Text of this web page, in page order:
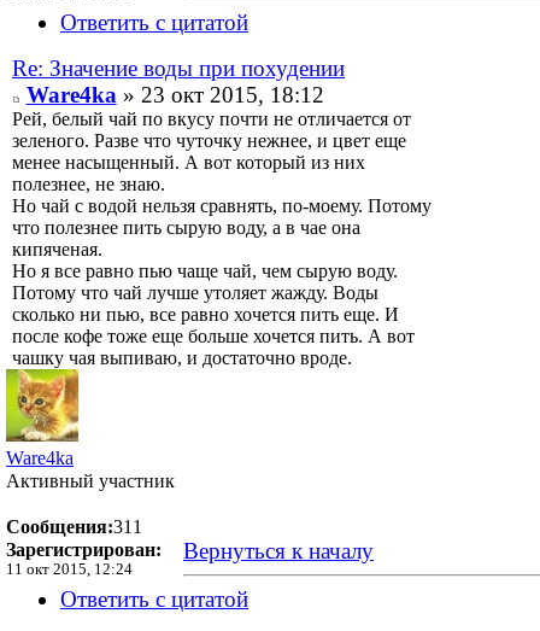
Ответить с цитатой
Re: Значение воды при похудении
Ware4ka » 23 окт 2015, 18:12
Рей, белый чай по вкусу почти не отличается от
зеленого. Разве что чуточку нежнее, и цвет еще
менее насыщенный. А вот который из них
полезнее, не знаю.
Но чай с водой нельзя сравнять, по-моему. Потому
что полезнее пить сырую воду, а в чае она
кипяченая.
Но я все равно пью чаще чай, чем сырую воду.
Потому что чай лучше утоляет жажду. Воды
сколько ни пью, все равно хочется пить еще. И
после кофе тоже еще больше хочется пить. А вот
чашку чая выпиваю, и достаточно вроде.
Ware4ka
Активный участник
Сообщения:311
Зарегистрирован:
11 окт 2015, 12:24
Вернуться к началу
Ответить с цитатой